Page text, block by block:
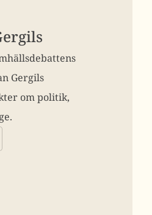
Gergils
om politik,